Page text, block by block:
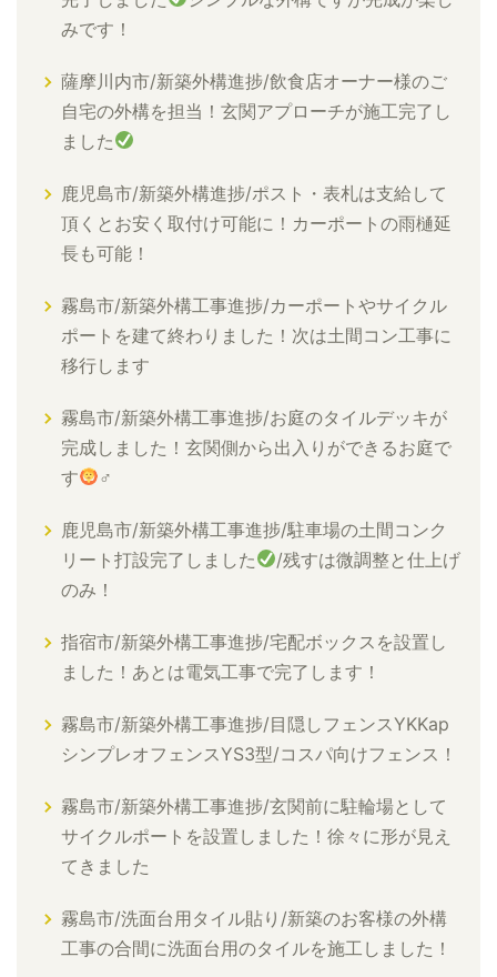
みです！
薩摩川内市/新築外構進捗/飲食店オーナー様のご
自宅の外構を担当！玄関アプローチが施工完了し
ました
鹿児島市/新築外構進捗/ポスト・表札は支給して
頂くとお安く取付け可能に！カーポートの雨樋延
長も可能！
霧島市/新築外構工事進捗/カーポートやサイクル
ポートを建て終わりました！次は土間コン工事に
移行します
霧島市/新築外構工事進捗/お庭のタイルデッキが
完成しました！玄関側から出入りができるお庭で
す
‍♂
鹿児島市/新築外構工事進捗/駐車場の土間コンク
リート打設完了しました
/残すは微調整と仕上げ
のみ！
指宿市/新築外構工事進捗/宅配ボックスを設置し
ました！あとは電気工事で完了します！
霧島市/新築外構工事進捗/目隠しフェンスYKKap
シンプレオフェンスYS3型/コスパ向けフェンス！
霧島市/新築外構工事進捗/玄関前に駐輪場として
サイクルポートを設置しました！徐々に形が見え
てきました
霧島市/洗面台用タイル貼り/新築のお客様の外構
工事の合間に洗面台用のタイルを施工しました！